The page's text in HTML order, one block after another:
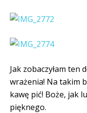
Jak zobaczyłam ten
wrażenia! Na takim
kawę pić! Boże, jak
pięknego.